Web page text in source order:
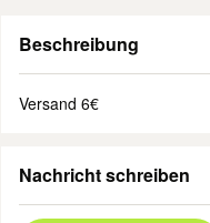
Beschreibung
Versand 6€
Nachricht schreiben